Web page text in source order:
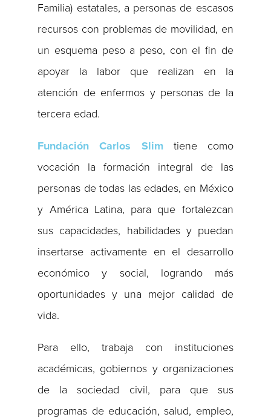
Familia) estatales, a personas de escasos
recursos con problemas de movilidad, en
un esquema peso a peso, con el fin de
apoyar la labor que realizan en la
atención de enfermos y personas de la
tercera edad.
Fundación Carlos Slimtiene como
vocación la formación integral de las
personas de todas las edades, en México
y América Latina, para que fortalezcan
sus capacidades, habilidades y puedan
insertarse activamente en el desarrollo
económico y social, logrando más
oportunidades y una mejor calidad de
vida.
Para ello, trabaja con instituciones
académicas, gobiernos y organizaciones
de la sociedad civil, para que sus
programas de educación, salud, empleo,